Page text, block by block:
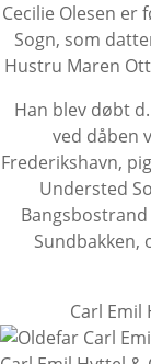
Cecilie Olesen er
Sogn, som
Hustru Maren
Han blev døbt
ved dåben
Frederikshavn,
Understed
Sundbakken,
Carl Emil